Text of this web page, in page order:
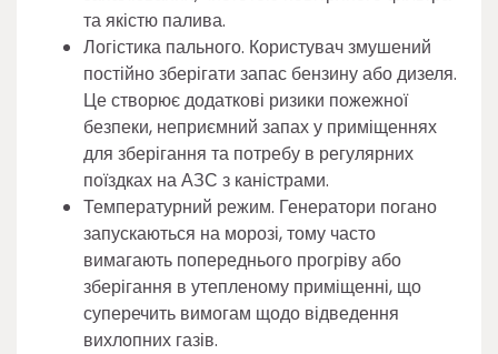
та якістю палива.
Логістика пального. Користувач змушений
постійно зберігати запас бензину або дизеля.
Це створює додаткові ризики пожежної
безпеки, неприємний запах у приміщеннях
для зберігання та потребу в регулярних
поїздках на АЗС з каністрами.
Температурний режим. Генератори погано
запускаються на морозі, тому часто
вимагають попереднього прогріву або
зберігання в утепленому приміщенні, що
суперечить вимогам щодо відведення
вихлопних газів.